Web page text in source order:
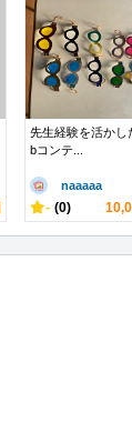
先生経験を活かし
bコンテ...
naaaaa
- (0)